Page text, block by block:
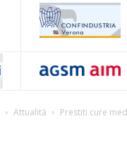
Attualità Prestiti cure